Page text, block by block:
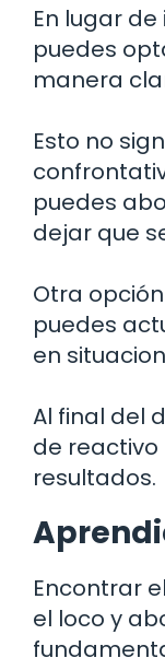
En lugar
puedes
manera
Esto no
puedes
dejar que
Otra
puedes
en
Al final del
de
resultados.
Encontrar
el loco y